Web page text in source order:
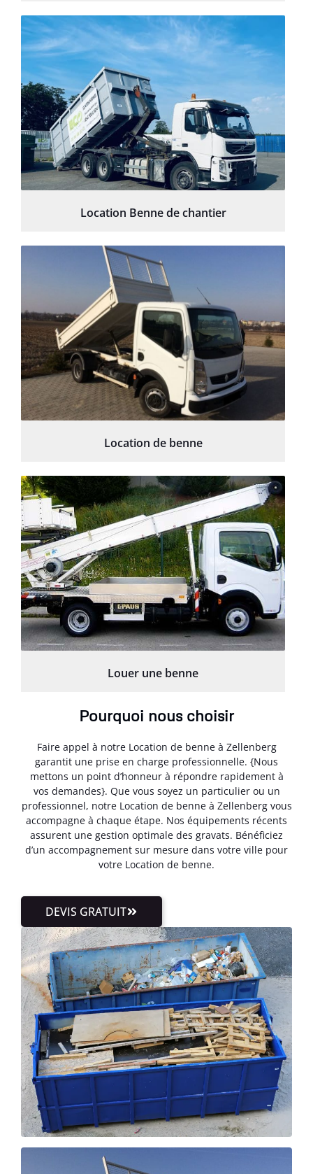
Location Benne de chantier
Location de benne
Louer une benne
Pourquoi nous choisir
Faire appel à notre Location de benne à Zellenberg
garantit une prise en charge professionnelle. {Nous
mettons un point d’honneur à répondre rapidement à
vos demandes}. Que vous soyez un particulier ou un
professionnel, notre Location de benne à Zellenberg vous
accompagne à chaque étape. Nos équipements récents
assurent une gestion optimale des gravats. Bénéficiez
d’un accompagnement sur mesure dans votre ville pour
votre Location de benne.
DEVIS GRATUIT